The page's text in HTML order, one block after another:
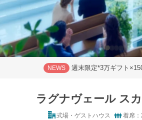
NEWS 週末限定*3万ギフト
ラグナヴェール ス
式場・ゲストハウス 着席